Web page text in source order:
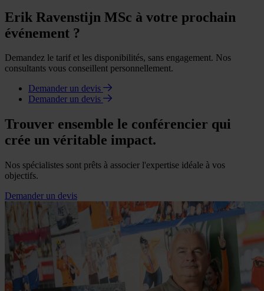
Erik Ravenstijn MSc à votre prochain
événement ?
Demandez le tarif et les disponibilités, sans engagement. Nos
consultants vous conseillent personnellement.
Demander un devis
Demander un devis
Trouver ensemble le conférencier qui
crée un véritable impact.
Nos spécialistes sont prêts à associer l'expertise idéale à vos
objectifs.
Demander un devis